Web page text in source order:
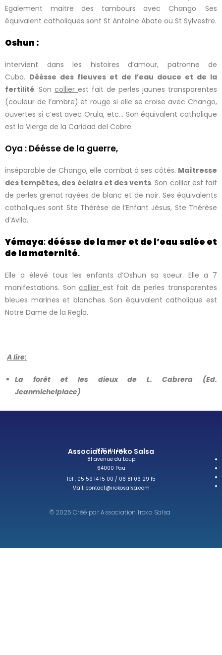
Egalement maitre des tambours avec Chango. Ses
équivalent catholiques sont St Antoine Abate ou St Sylvestre.
Oshun :
intervient dans les histoires d’amour, patronne de
Cuba. Déésse des fleuves et de l’eau douce et de la
fertilité. Son collier est fait de perles jaunes transparentes
(couleur de l’ambre) et rouge si elle se croise avec Chango,
ouvertes si c’est avec Orula, etc… Son équivalent catholique
est la Vierge de la Caridad del Cobre.
Oya : Déésse de la guerre,
inséparable de Chango, elle combat à ses côtés. Maîtresse
des tempêtes, des éclairs et des vents. Son collier est fait
de perles grenat rayées de blanc et de noir. Ses équivalents
catholiques sont Ste Thérèse de l’Enfant Jésus, Ste Thérèse
d’Avila.
Yémaya: déésse de la mer et de l’eau salée et
de la maternité.
Elle a élevé tous les enfants d’Oshun sa soeur. Elle a 7
manifestations. Soncollier est fait de perles transparentes
bleues marines et blanches. Son équivalent catholique est
Notre Dame de la Regla.
A lire:
La forêt et les dieux de L. Cabrera (Ed.
Jeanmichelplace)
Association Iroko Salsa
MJC du Laü
81 avenue du Loup
64000 Pau
Tél : 05 59 14 15 00 / 06 81 06 29 15
Mail: contact@irokosalsa.com
© 2025 Créé par Association Iroko Salsa